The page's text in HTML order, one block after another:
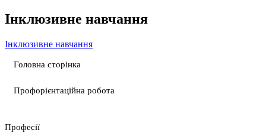
Інклюзивне навчання
Інклюзивне навчання
Головна сторінка
Профорієнтаційна робота
Професії